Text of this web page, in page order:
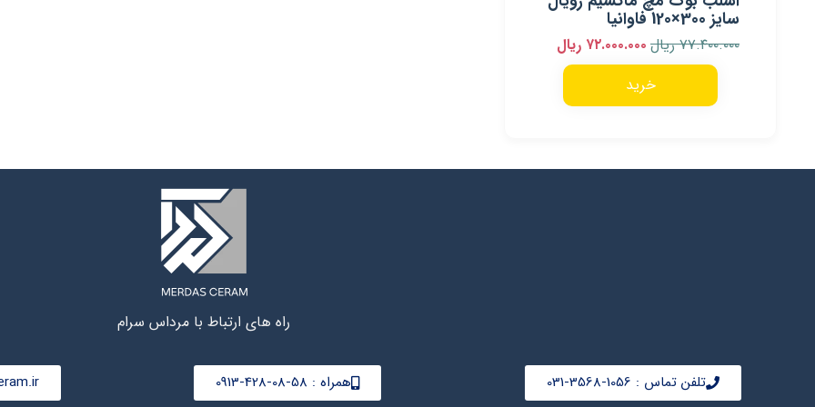
سایز 300×120 فاوانیا
۷۷.۴۰۰.۰۰۰ ریال ۷۲.۰۰۰.۰۰۰ ریال
خرید
راه های ارتباط با مرداس سرام
تلفن تماس : 1056-3568-031 همراه : 58-08-428-0913